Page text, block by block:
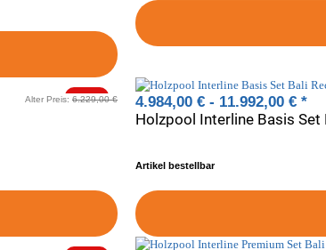
-20%
Alter Preis: 6.229,00 €
Holzpool Interline Basis Set
4.984,00 € - 11.992,00 € *
Artikel bestellbar